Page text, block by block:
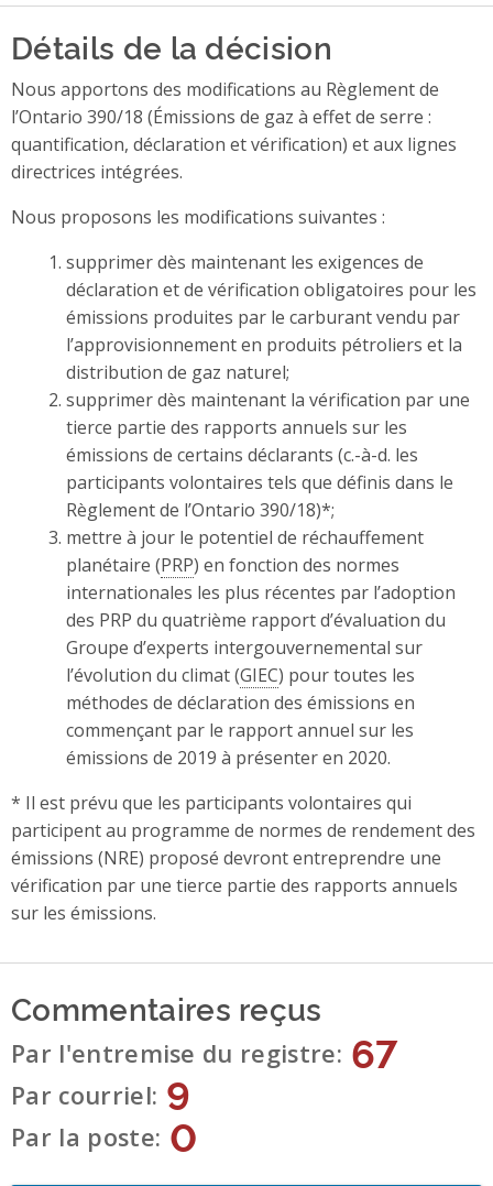
Détails de la décision
Nous apportons des modifications au Règlement de
l’Ontario 390/18 (Émissions de gaz à effet de serre :
quantification, déclaration et vérification) et aux lignes
directrices intégrées.
Nous proposons les modifications suivantes :
supprimer dès maintenant les exigences de
déclaration et de vérification obligatoires pour les
émissions produites par le carburant vendu par
l’approvisionnement en produits pétroliers et la
distribution de gaz naturel;
supprimer dès maintenant la vérification par une
tierce partie des rapports annuels sur les
émissions de certains déclarants (c.-à-d. les
participants volontaires tels que définis dans le
Règlement de l’Ontario 390/18)*;
mettre à jour le potentiel de réchauffement
planétaire (PRP) en fonction des normes
internationales les plus récentes par l’adoption
des PRP du quatrième rapport d’évaluation du
Groupe d’experts intergouvernemental sur
l’évolution du climat (GIEC) pour toutes les
méthodes de déclaration des émissions en
commençant par le rapport annuel sur les
émissions de 2019 à présenter en 2020.
* Il est prévu que les participants volontaires qui
participent au programme de normes de rendement des
émissions (NRE) proposé devront entreprendre une
vérification par une tierce partie des rapports annuels
sur les émissions.
Commentaires reçus
Par l'entremise du registre 67
Par courriel 9
Par la poste 0